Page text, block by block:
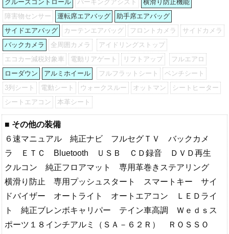
クルーズコントロール
パーキングアシスト
横滑り防止機能
障害物センサー
運転席エアバッグ
助手席エアバッグ
サイドエアバッグ
カーテンエアバッグ フロントカメラ
サイドカメラ
バックカメラ
全周囲カメラ
アイドリングストップ
エコカー減税対象車
電動リアゲート リフトアップ
フルエアロ
ローダウン
アルミホイール フルフラットシート
ベンチシート
3列シート
電動シート ウォークスルー オットマン
シートヒーター
シートエアコン
本革シート
■ その他の装備
６速マニュアル 純正ナビ フルセグＴＶ バックカメ
ラ ＥＴＣ Bluetooth ＵＳＢ ＣＤ録音 ＤＶＤ再生
クルコン 純正フロアマット 専用革巻きステアリング
横滑り防止 専用プッシュスタート スマートキー サイ
ドバイザー オートライト オートエアコン ＬＥＤライ
ト 純正ブレンボキャリパー テイン車高調 Ｗｅｄｓス
ポーツ１８インチアルミ（ＳＡ－６２Ｒ） ＲＯＳＳＯ